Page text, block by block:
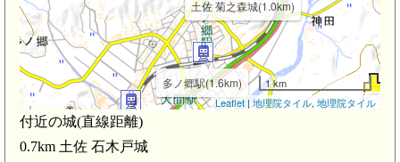
多ノ郷駅(1.6km)
大間駅(2.1km)
土佐 菊之森城(1.0km)
土佐 針木城
1 km
Leaflet | 地理院タイル, 地理院タイル
付近の城(直線距離)
0.7km 土佐 石木戸城